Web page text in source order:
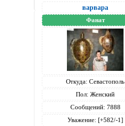
варвара
Фанат
Откуда: Севастополь
Пол: Женский
Сообщений: 7888
Уважение: [+582/-1]